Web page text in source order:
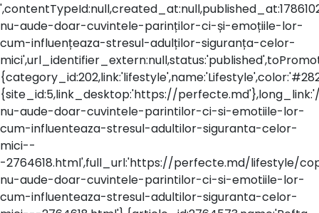
nu-aude-doar-cuvintele-parinților-ci-și-emoțiile-lor-
cum-influențeaza-stresul-adulților-siguranța-celor-
{site_id:5,link_desktop:'https://
nu-aude-doar-cuvintele-parintilor-ci-si-emotiile-lor-
cum-influenteaza-stresul-adultilor-siguranta-celor-
mici--
-2764618.html',full_url:'https://perfecte.md/lifestyle/
nu-aude-doar-cuvintele-parintilor-ci-si-emotiile-lor-
cum-influenteaza-stresul-adultilor-siguranta-celor-